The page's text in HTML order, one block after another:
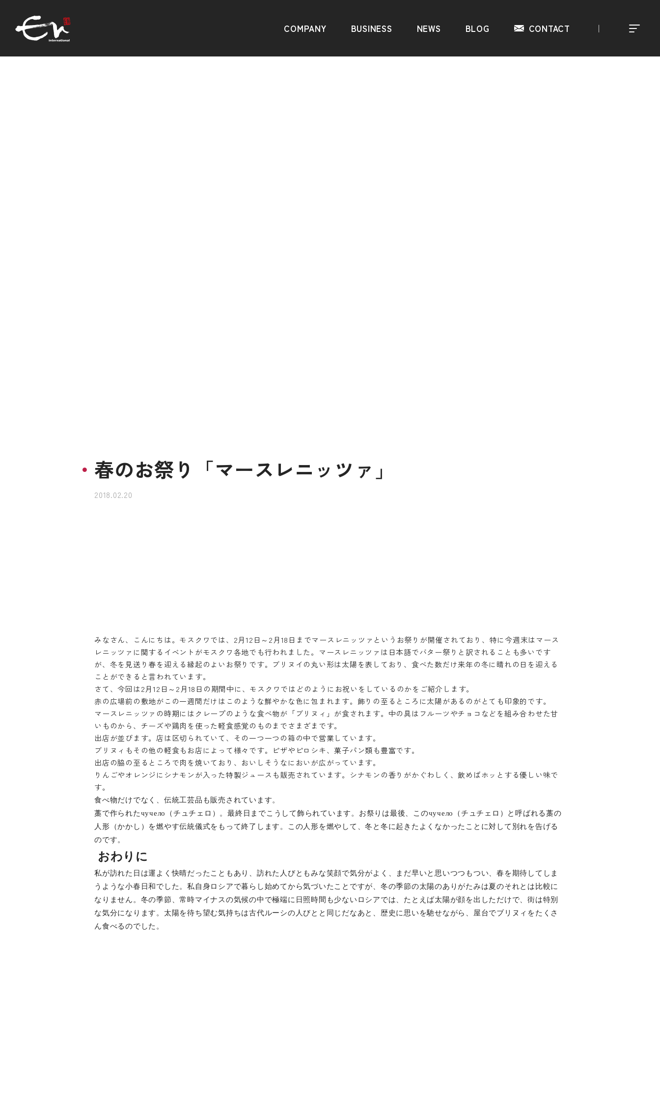
COMPANY BUSINESS NEWS BLOG CONTACT ｜
春のお祭り「マースレニッツァ」
2018.02.20
みなさん、こんにちは。モスクワでは、2月12日～2月18日までマースレニッツァというお祭りが開催されており、特に今週末はマース
レニッツァに関するイベントがモスクワ各地でも行われました。マースレニッツァは日本語でバター祭りと訳されることも多いです
が、冬を見送り春を迎える縁起のよいお祭りです。ブリヌイの丸い形は太陽を表しており、食べた数だけ来年の冬に晴れの日を迎える
ことができると言われています。
さて、今回は2月12日～2月18日の期間中に、モスクワではどのようにお祝いをしているのかをご紹介します。
赤の広場前の敷地がこの一週間だけはこのような鮮やかな色に包まれます。飾りの至るところに太陽があるのがとても印象的です。
マースレニッツァの時期にはクレープのような食べ物が「ブリヌィ」が食されます。中の具はフルーツやチョコなどを組み合わせた甘
いものから、チーズや鶏肉を使った軽食感覚のものまでさまざまです。
出店が並びます。店は区切られていて、その一つ一つの箱の中で営業しています。
ブリヌィもその他の軽食もお店によって様々です。ピザやピロシキ、菓子パン類も豊富です。
出店の脇の至るところで肉を焼いており、おいしそうなにおいが広がっています。
りんごやオレンジにシナモンが入った特製ジュースも販売されています。シナモンの香りがかぐわしく、飲めばホッとする優しい味で
す。
食べ物だけでなく、伝統工芸品も販売されています。
藁で作られたчучело （チュチェロ）。最終日までこうして飾られています。お祭りは最後、このчучело
（チュチェロ）と呼ばれる藁の
人形（かかし）を燃やす伝統儀式をもって終了します。この人形を燃やして、冬と冬に起きたよくなかったことに対して別れを告げる
のです。
おわりに
私が訪れた日は運よく快晴だったこともあり、訪れた人びともみな笑顔で気分がよく、まだ早いと思いつつもつい、春を期待してしま
うような小春日和でした。 私自身ロシアで暮らし始めてから気づいたことですが、冬の季節の太陽のありがたみは夏のそれとは比較に
なりません。冬の季節、常時マイナスの気候の中で極端に日照時間も少ないロシアでは、たとえば太陽が顔を出しただけで、街は特別
な気分になります。 太陽を待ち望む気持ちは古代ルーシの人びとと同じだなあと、歴史に思いを馳せながら、屋台でブリヌィをたくさ
ん食べるのでした。